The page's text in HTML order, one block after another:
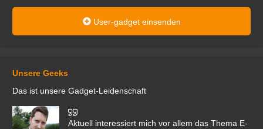
User-gadget einsenden
Unsere Geeks
Das ist unsere Gadget-Leidenschaft
Aktuell interessiert mich vor allem das Thema E-